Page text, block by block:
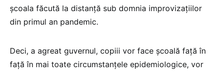
școala făcută la distanță sub domnia improvizațiilor
din primul an pandemic.
Deci, a agreat guvernul, copiii vor face școală față în
față în mai toate circumstanțele epidemiologice, vor